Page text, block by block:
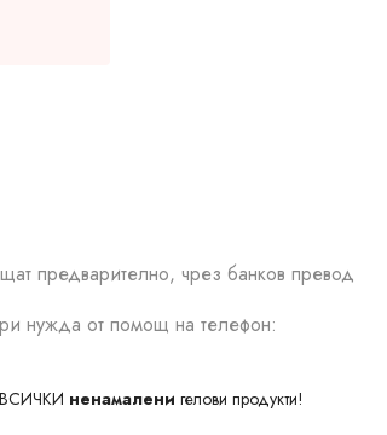
предварително, чрез банков превод
нужда от помощ на телефон:
ВСИЧКИ ненамалени гелови продукти!